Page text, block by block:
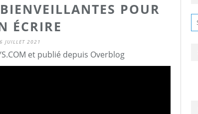
POUR
ÉCRIRE
JUILLET 2021
et publié depuis Overblog